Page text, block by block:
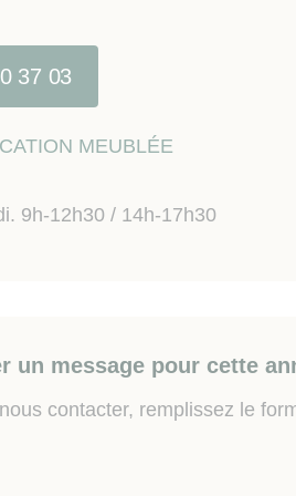
d'Orléans
1 et 11 à 1 min à pied.
auxquels ce bien est
37 03
MEUBLÉE
9h-12h30 / 14h-17h30
un message pour cette
contacter, remplissez le